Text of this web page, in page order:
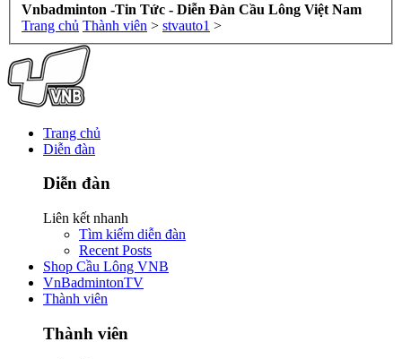
Vnbadminton -Tin Tức - Diễn Đàn Cầu Lông Việt Nam
Trang chủ Thành viên > stvauto1 >
Trang chủ
Diễn đàn
Diễn đàn
Liên kết nhanh
Tìm kiếm diễn đàn
Recent Posts
Shop Cầu Lông VNB
VnBadmintonTV
Thành viên
Thành viên